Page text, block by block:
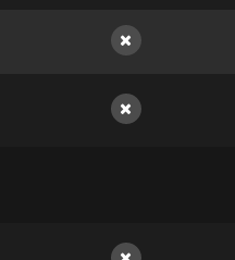
Non disponible
Non disponible